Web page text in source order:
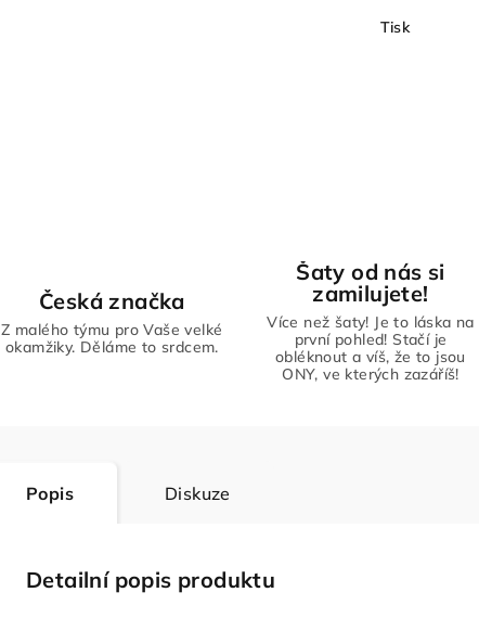
Tisk
Česká značka
Z malého týmu pro Vaše velké
okamžiky. Děláme to srdcem.
Šaty od nás si
zamilujete!
Více než šaty! Je to láska na
první pohled! Stačí je
obléknout a víš, že to jsou
ONY, ve kterých zazáříš!
Popis Diskuze
Detailní popis produktu